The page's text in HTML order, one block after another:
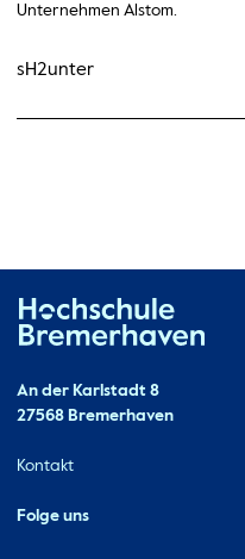
Unternehmen Alstom.
sH2unter
Kontakt
An der Karlstadt 8
27568 Bremerhaven
Ressourcen
Kontakt
Folge uns